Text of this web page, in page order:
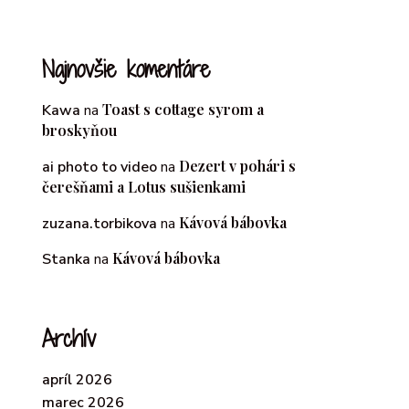
Najnovšie komentáre
Kawa na Toast s cottage syrom a
broskyňou
ai photo to videona Dezert v pohári s
čerešňami a Lotus sušienkami
zuzana.torbikova na Kávová bábovka
Stanka na Kávová bábovka
Archív
apríl 2026
marec 2026